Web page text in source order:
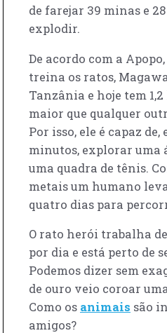
de farejar 39 minas e
explodir.
De acordo com a Apopo,
treina os ratos,
Tanzânia e hoje tem
maior que qualquer
Por isso, ele é capaz de,
minutos, explorar uma
uma quadra de tênis.
metais um humano
quatro dias para
O rato herói trabalha
por dia e está perto de
Podemos dizer sem
de ouro veio coroar
Como os animais são
amigos?